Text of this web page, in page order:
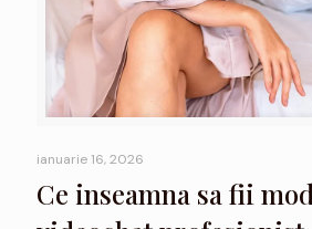
ianuarie 16, 2026
Ce inseamna sa fii